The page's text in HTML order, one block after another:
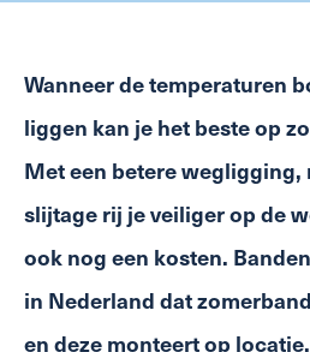
Wanneer de temperaturen
liggen kan je het beste op
Met een betere
slijtage rij je veiliger op de
ook nog een kosten.
in Nederland dat
en deze monteert op